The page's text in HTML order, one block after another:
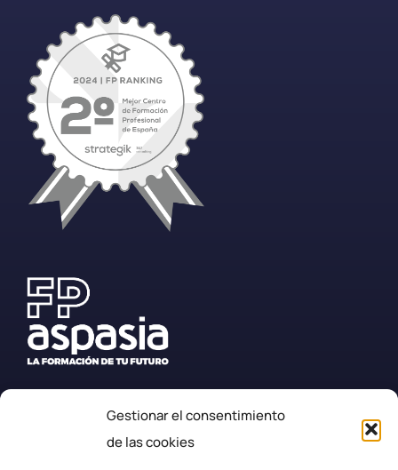
Gestionar el consentimiento
de las cookies
+34 987 57 23 23